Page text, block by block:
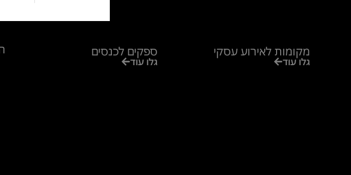
מקומות לאירוע עסקי
גלו עוד
ספקים לכנסים
גלו עוד